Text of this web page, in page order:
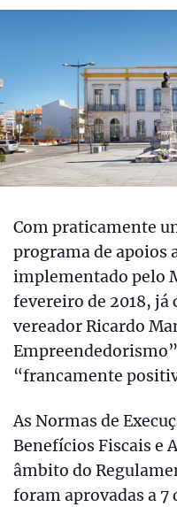
Com praticamente
programa de apoios
implementado pelo
fevereiro de 2018, já
vereador Ricardo
“francamente
As Normas de
Benefícios Fiscais e
âmbito do
foram aprovadas a 7